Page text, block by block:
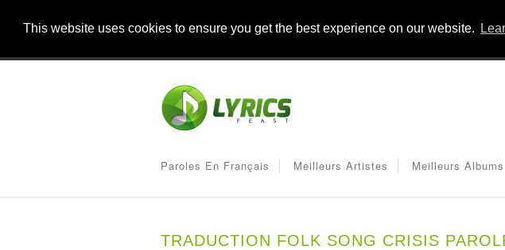
This website uses cookies to ensure you get the best experience on our website.
Paroles En Français Meilleurs Artistes Meilleurs Albums
TRADUCTION FOLK SONG CRISIS